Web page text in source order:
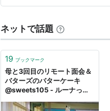
ネットで話題
19 ブックマーク
母と3回目のリモート面会＆
バターズのバターケーキ
@sweets105 - ルーナっこ